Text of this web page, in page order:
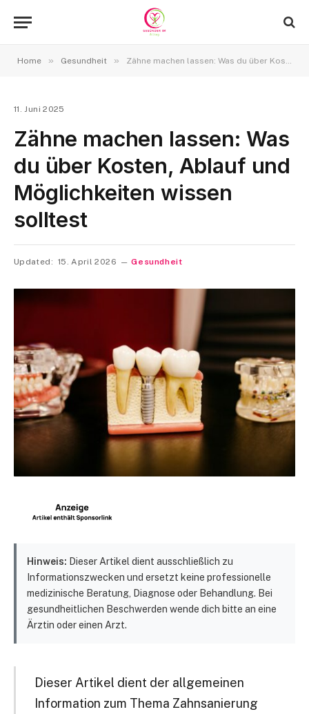
Home » Gesundheit » Zähne machen lassen: Was du über Kosten, Ablauf und Möglichkeiten wissen solltest
11. Juni 2025
Zähne machen lassen: Was
du über Kosten, Ablauf und
Möglichkeiten wissen
solltest
Updated: 15. April 2026 Gesundheit
Hinweis: Dieser Artikel dient ausschließlich zu
Informationszwecken und ersetzt keine professionelle
medizinische Beratung, Diagnose oder Behandlung. Bei
gesundheitlichen Beschwerden wende dich bitte an eine
Ärztin oder einen Arzt.
Dieser Artikel dient der allgemeinen
Information zum Thema Zahnsanierung